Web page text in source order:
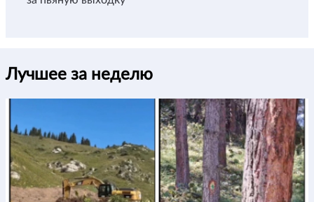
Лучшее за неделю